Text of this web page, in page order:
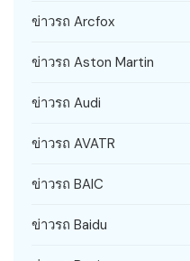
ข่าวรถ Arcfox
ข่าวรถ Aston Martin
ข่าวรถ Audi
ข่าวรถ AVATR
ข่าวรถ BAIC
ข่าวรถ Baidu